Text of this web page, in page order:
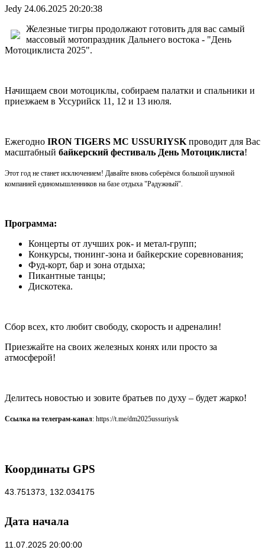
Jedy 24.06.2025 20:20:38
Железные тигры продолжают готовить для вас самый
массовый мотопраздник Дальнего востока - "День
Мотоциклиста 2025".
Начищаем свои мотоциклы, собираем палатки и спальники и
приезжаем в Уссурийск 11, 12 и 13 июля.
Ежегодно IRON TIGERS MC USSURIYSK проводит для Вас
масштабный байкерский фестиваль День Мотоциклиста!
Этот год не станет исключением! Давайте вновь соберёмся большой шумной
компанией единомышленников на базе отдыха "Радужный".
Программа:
Концерты от лучших рок- и метал-групп;
Конкурсы, тюнинг-зона и байкерские соревнования;
Фуд-корт, бар и зона отдыха;
Пикантные танцы;
Дискотека.
Сбор всех, кто любит свободу, скорость и адреналин!
Приезжайте на своих железных конях или просто за
атмосферой!
Делитесь новостью и зовите братьев по духу – будет жарко!
Ссылка на телеграм-канал: https://t.me/dm2025ussuriysk
Координаты GPS
43.751373, 132.034175
Дата начала
11.07.2025 20:00:00